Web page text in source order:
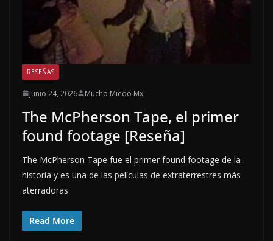
RESEÑAS
junio 24, 2026 Mucho Miedo Mx
The McPherson Tape, el primer
found footage [Reseña]
The McPherson Tape fue el primer found footage de la
historia y es una de las películas de extraterrestres más
aterradoras
Read More